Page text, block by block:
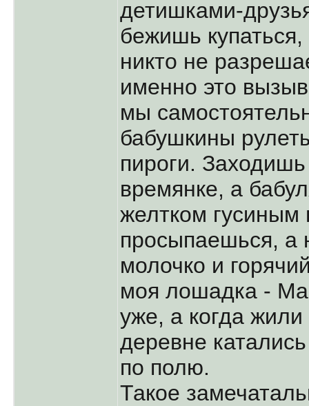
детишками-
бежишь
никто не
именно это
мы
бабушкины
пироги.
времянке, а
желтком
просыпаешься, а
молочко и
моя лошадка -
уже, а когда
деревне
по полю.
Такое